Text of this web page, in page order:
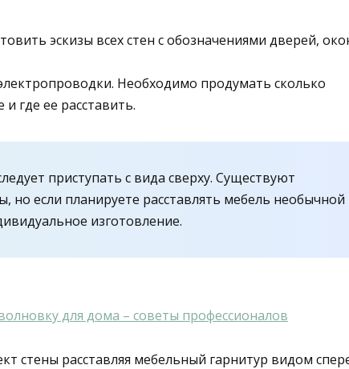
эскизы всех стен с обозначениями дверей,
Необходимо продумать сколько
где ее расставить.
приступать с вида сверху. Существуют
но если планируете расставлять мебель необычной
изготовление.
для дома – советы профессионалов
стены расставляя мебельный гарнитур видом